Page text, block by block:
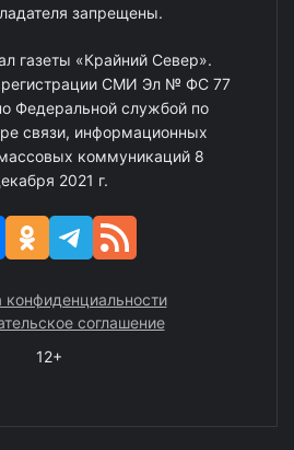
запрещены.
газеты «Крайний Север».
регистрации СМИ Эл № ФС 77
Федеральной службой по
связи, информационных
коммуникаций 8
2021 г.
конфиденциальности
соглашение
12+